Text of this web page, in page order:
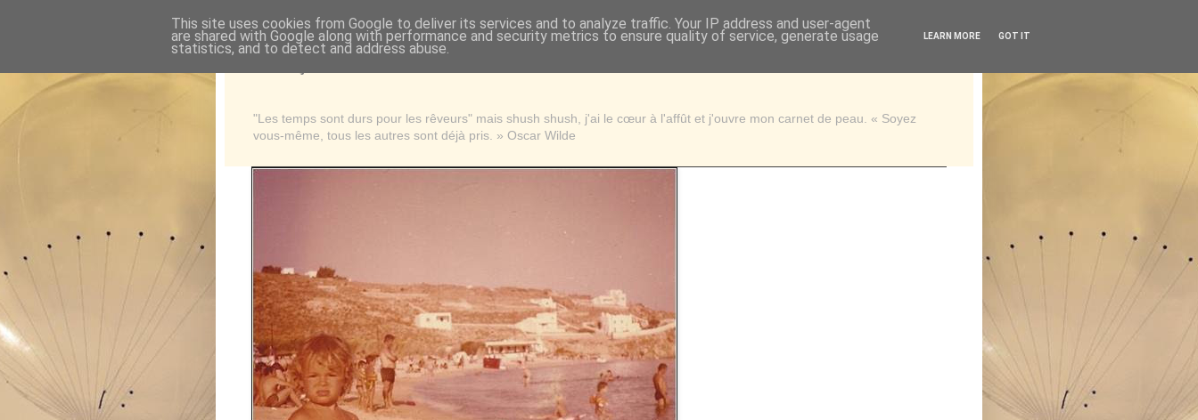
"Les temps sont durs pour les rêveurs" mais shush shush, j'ai le cœur à l'affût et j'ouvre mon carnet de peau. « Soyez
vous-même, tous les autres sont déjà pris. » Oscar Wilde
This site uses cookies from Google to deliver its services and to analyze traffic. Your IP address and user-agent
are shared with Google along with performance and security metrics to ensure quality of service, generate usage
statistics, and to detect and address abuse.
LEARN MORE GOT IT